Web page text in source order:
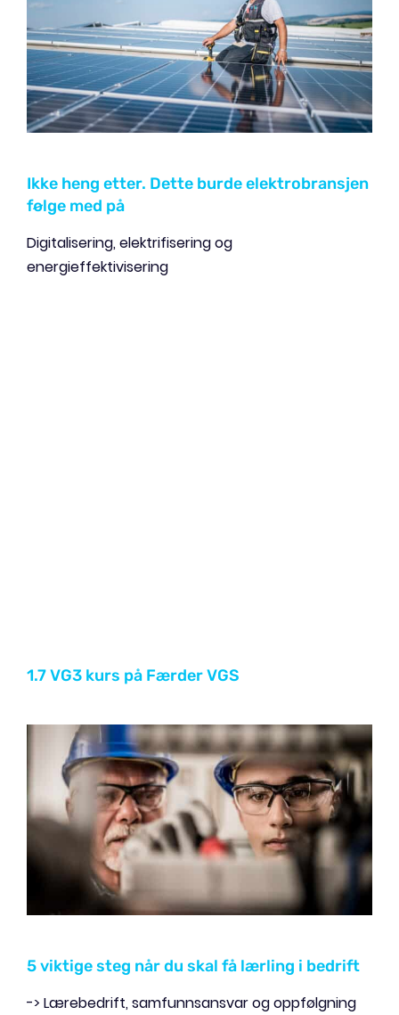
Ikke heng etter. Dette burde elektrobransjen
følge med på
Digitalisering, elektrifisering og
energieffektivisering
1.7 VG3 kurs på Færder VGS
5 viktige steg når du skal få lærling i bedrift
-> Lærebedrift, samfunnsansvar og oppfølgning